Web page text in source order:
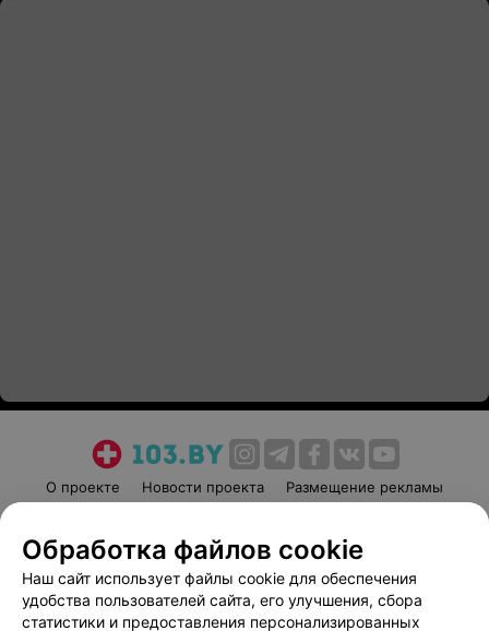
О проекте Новости проекта
Размещение рекламы
Пользовательское соглашение
Способы оплаты
Вакансии
Партнеры
Написать руководителю 103.by
Обработка файлов cookie
Наш сайт использует файлы cookie для обеспечения
удобства пользователей сайта, его улучшения, сбора
статистики и предоставления персонализированных